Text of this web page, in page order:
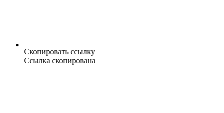
Скопировать ссылку
Ссылка скопирована